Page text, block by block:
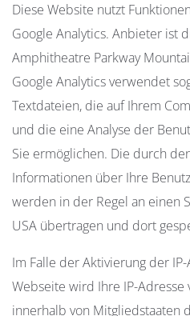
Diese Website nutzt
Google Analytics. Anbieter ist
Amphitheatre Parkway
Google Analytics verwendet
Textdateien, die auf Ihrem
und die eine Analyse der
Sie ermöglichen. Die durch
Informationen über Ihre
werden in der Regel an einen
USA übertragen und dort
Im Falle der Aktivierung der
Webseite wird Ihre IP-Adresse
innerhalb von Mitgliedstaaten